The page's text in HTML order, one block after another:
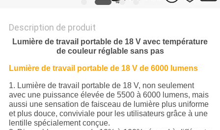
SITE
POLITIQUE
DE
CONFIDENTIALITÉ
Description de produit
Lumière de travail portable de 18 V avec température
de couleur réglable sans pas
Lumière de travail portable de 18 V de 6000 lumens
1. Lumière de travail portable de 18 V, non seulement
avec une puissance élevée de 5500 à 6000 lumens, mais
aussi une sensation de faisceau de lumière plus uniforme
et plus douce, conviviale pour les utilisateurs grâce à une
lentille spécialement conçue.